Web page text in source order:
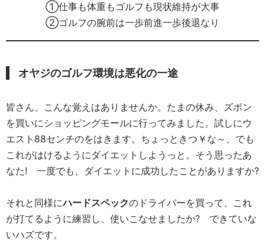
①仕事も体重もゴルフも現状維持が大事
②ゴルフの腕前は一歩前進一歩後退なり
オヤジのゴルフ環境は悪化の一途
皆さん、こんな覚えはありませんか。たまの休み、ズボン
を買いにショッピングモールに行ってみました。試しにウ
エスト88センチのをはきます。ちょっときつ￥な～、でも
これがはけるようにダイエットしようっと。そう思ったあ
なた! 一度でも、ダイエットに成功したことがありますか?
それと同様にハードスペックのドライバーを買って、これ
が打てるように練習し、使いこなせましたか? できていな
いハズです。